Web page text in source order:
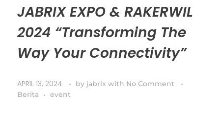
JABRIX EXPO & RAKERWIL
2024 “Transforming The
Way Your Connectivity”
APRIL 13, 2024 by jabrix with No Comment
Berita
event